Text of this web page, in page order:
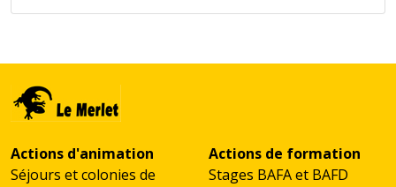
Actions d'animation
Séjours et colonies de
Actions de formation
Stages BAFA et BAFD